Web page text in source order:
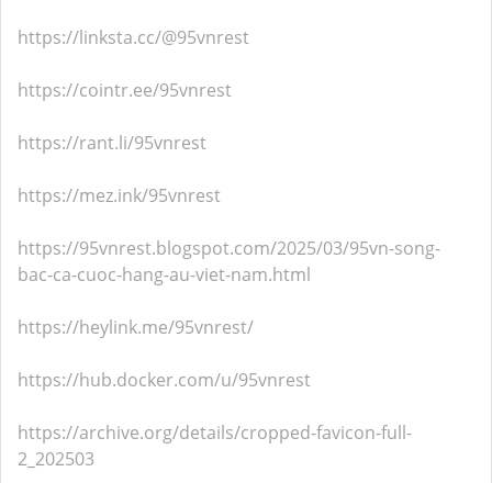
https://linksta.cc/@95vnrest
https://cointr.ee/95vnrest
https://rant.li/95vnrest
https://mez.ink/95vnrest
https://95vnrest.blogspot.com/2025/03/95vn-song-
bac-ca-cuoc-hang-au-viet-nam.html
https://heylink.me/95vnrest/
https://hub.docker.com/u/95vnrest
https://archive.org/details/cropped-favicon-full-
2_202503